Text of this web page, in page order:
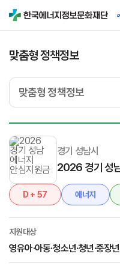
맞춤형 정책정보
맞춤형 정책정보
경기 성남시
2026 경기 성
D + 57 에너지
지원대상
영유아·아동·청소년·청년·중장년